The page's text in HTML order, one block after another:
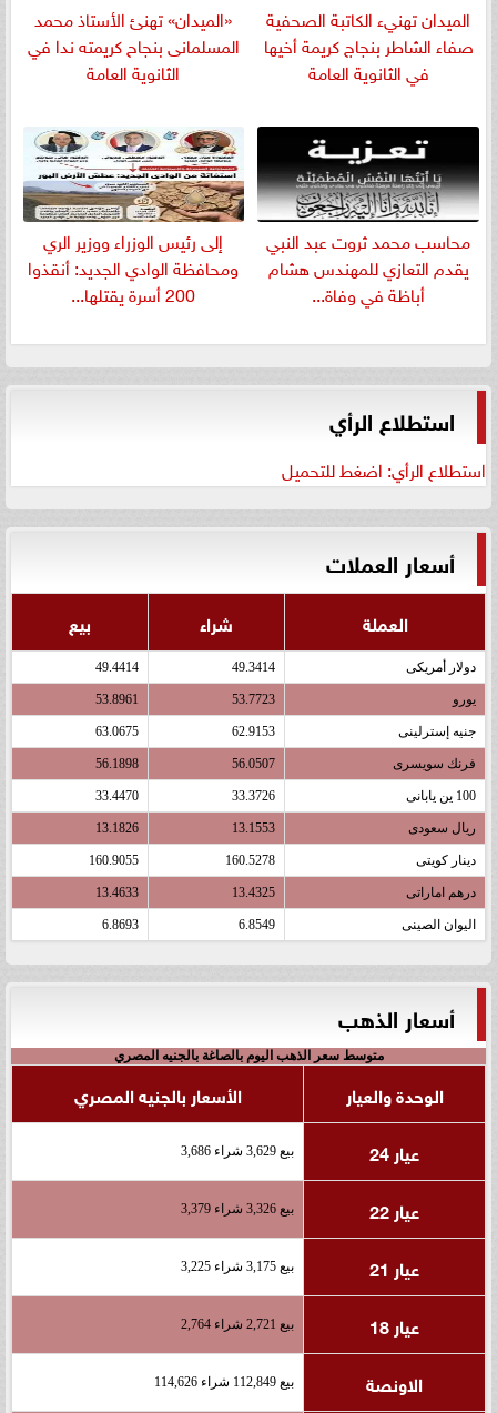
الميدان تهنيء الكاتبة الصحفية
صفاء الشاطر بنجاج كريمة أخيها
في الثانوية العامة
«الميدان» تهنئ الأستاذ محمد
المسلمانى بنجاح كريمته ندا في
الثانوية العامة
​محاسب محمد ثروت عبد النبي
يقدم التعازي للمهندس هشام
أباظة في وفاة...
إلى رئيس الوزراء ووزير الري
ومحافظة الوادي الجديد: أنقذوا
200 أسرة يقتلها...
استطلاع الرأي
استطلاع الرأي: اضغط للتحميل
أسعار العملات
العملة شراء بيع
دولار أمريكى 49.3414
49.4414
يورو 53.7723
53.8961
جنيه إسترلينى 62.9153
63.0675
فرنك سويسرى 56.0507
56.1898
100 ين يابانى 33.3726
33.4470
ريال سعودى 13.1553
13.1826
دينار كويتى 160.5278
160.9055
درهم اماراتى 13.4325
13.4633
اليوان الصينى 6.8549
6.8693
أسعار الذهب
متوسط سعر الذهب اليوم بالصاغة بالجنيه المصري
الوحدة والعيار
الأسعار بالجنيه المصري
عيار 24
بيع 3,629 شراء 3,686
عيار 22 بيع 3,326 شراء 3,379
عيار 21 بيع 3,175 شراء 3,225
عيار 18 بيع 2,721 شراء 2,764
الاونصة بيع 112,849 شراء 114,626